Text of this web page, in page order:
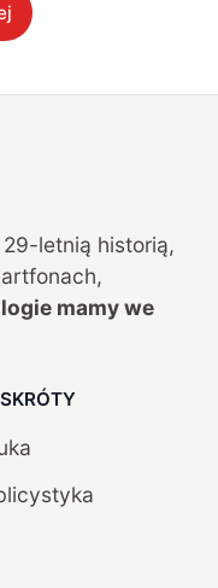
29-letnią historią,
mamy we